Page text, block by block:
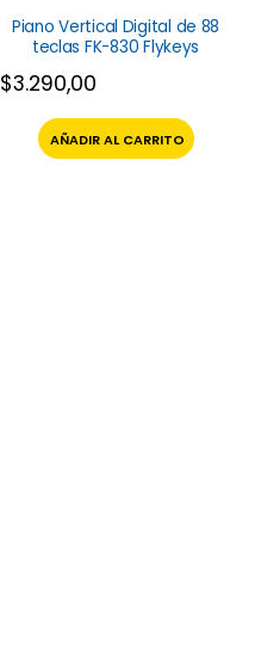
Piano Vertical Digital de 88
teclas FK-830 Flykeys
$3.290,00
AÑADIR AL CARRITO